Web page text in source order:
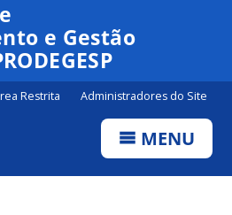
e Gestão
Restrita Administradores do Site
MENU